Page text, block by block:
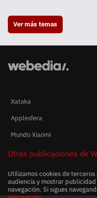
Ver más temas
Xataka
Applesfera
Mundo Xiaomi
Otras publicaciones de
Utilizamos cookies de
audiencia y mostrar
navegación. Si sigues